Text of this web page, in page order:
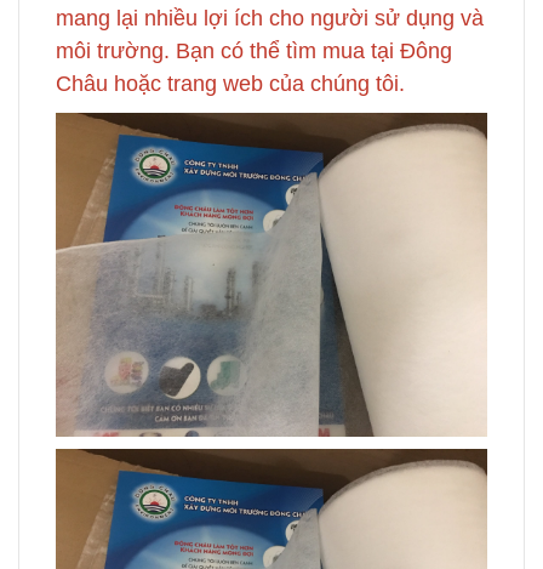
mang lại nhiều lợi ích cho người sử dụng và
môi trường. Bạn có thể tìm mua tại Đông
Châu hoặc trang web của chúng tôi.